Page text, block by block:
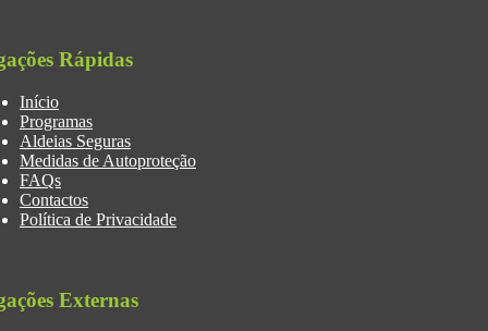
Rápidas
Início
Programas
Aldeias Seguras
Medidas de Autoproteção
FAQs
Contactos
Política de Privacidade
Externas